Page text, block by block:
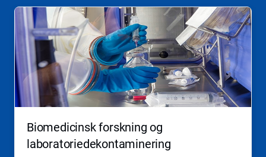
Dette
karrusel.
Brug
knapperne
Næste
og
Forrige
til
navigere,Biomedicinsk forskning og
laboratoriedekontaminering